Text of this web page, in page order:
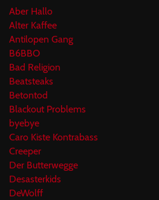
Aber Hallo
Alter Kaffee
Antilopen Gang
B6BBO
Bad Religion
Beatsteaks
Betontod
Blackout Problems
byebye
Caro Kiste Kontrabass
Creeper
Der Butterwegge
Desasterkids
DeWolff